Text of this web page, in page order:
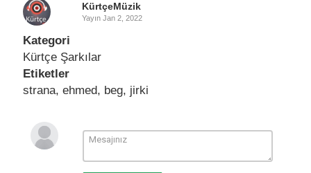
KürtçeMüzik
Yayın Jan 2, 2022
Kategori
Kürtçe Şarkılar
Etiketler
strana, ehmed, beg, jirki